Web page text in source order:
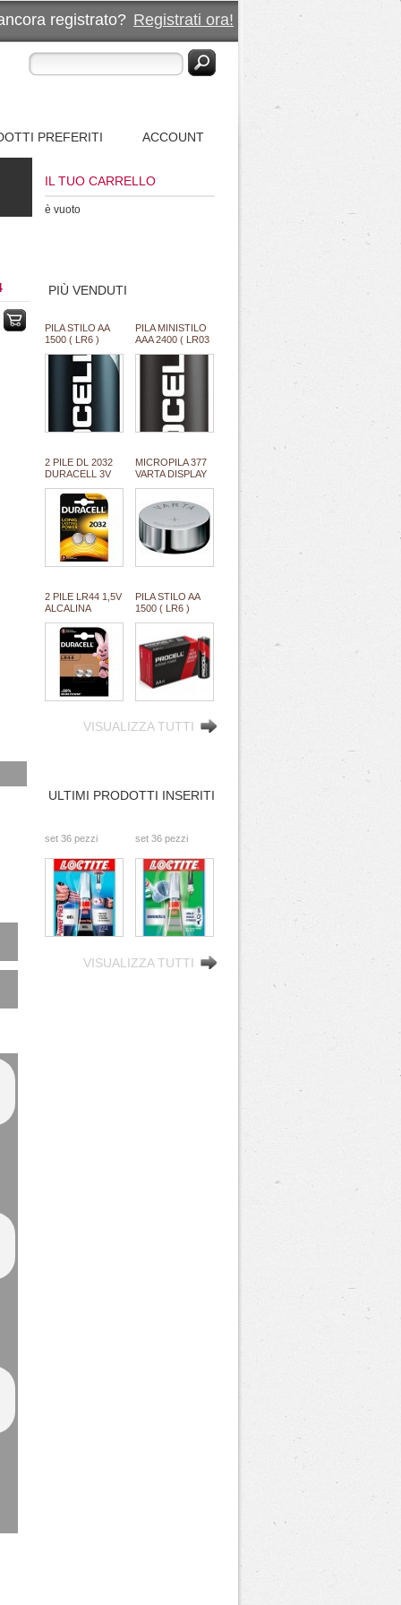
registrato? Registrati ora!
PREFERITI ACCOUNT
IL TUO CARRELLO
è vuoto
PIÙ VENDUTI
PILA STILO AA
1500 ( LR6 )
PROCELL
DURACELL
INDUSTRIAL
"SFUSO/BULK"
(#68 111068)
*MINIMO 100
PILE *ESAURITO
PILA MINISTILO
AAA 2400 ( LR03
DURACELL
"SFUSO/BULK"
(#70 111070)
*MINIMO
100PILE/BOX
2 PILE DL 2032
DURACELL 3V
equivalente
cr2032 (#27A
11127A)
MICROPILA 377
VARTA DISPLAY
(equival.376,rw329,sr626,SR66/37/39)
#134
2 PILE LR44 1,5V
ALCALINA
111024)
PILA STILO AA
1500 ( LR6 )
INTENSE
INDUSTRIAL
high quality by
DURACELL
"SFUSO/BULK"
(#68A 111068A)
PILE/BOX 2,5KG
VISUALIZZA TUTTI
ULTIMI PRODOTTI INSERITI
set 36 pezzi
LOCTITE GEL
attaccatutto
rapido #x26i
set 36 pezzi
LOCTITE
istantanea
attaccatutto #x27i
VISUALIZZA TUTTI